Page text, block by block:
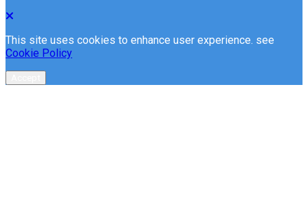
This site uses cookies to enhance user experience. see
Cookie Policy